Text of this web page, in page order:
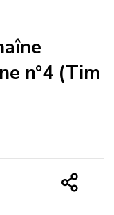
n°4 (Tim